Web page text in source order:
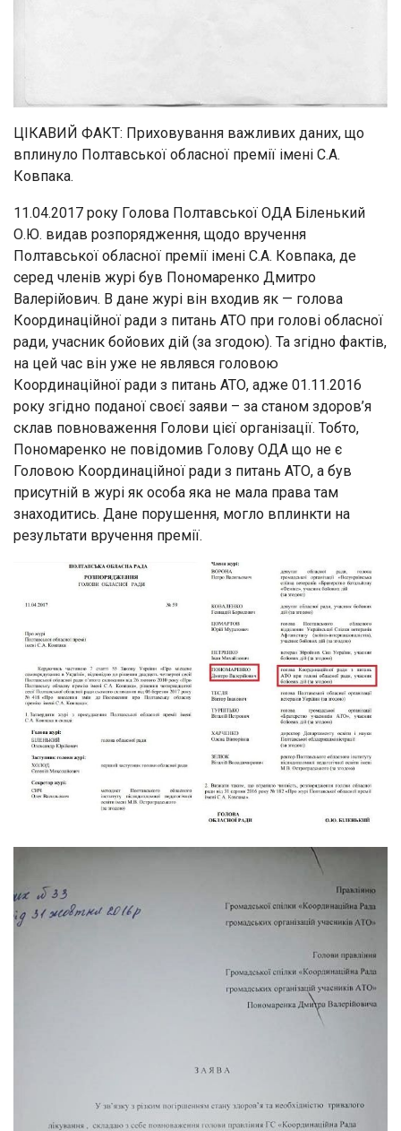
ЦІКАВИЙ ФАКТ: Приховування важливих даних, що
вплинуло Полтавської обласної премії імені С.А.
Ковпака.
11.04.2017 року Голова Полтавської ОДА Біленький
О.Ю. видав розпорядження, щодо вручення
Полтавської обласної премії імені С.А. Ковпака, де
серед членів журі був Пономаренко Дмитро
Валерійович. В дане журі він входив як — голова
Координаційної ради з питань АТО при голові обласної
ради, учасник бойових дій (за згодою). Та згідно фактів,
на цей час він уже не являвся головою
Координаційної ради з питань АТО, адже 01.11.2016
року згідно поданої своєї заяви – за станом здоров’я
склав повноваження Голови цієї організації. Тобто,
Пономаренко не повідомив Голову ОДА що не є
Головою Координаційної ради з питань АТО, а був
присутній в журі як особа яка не мала права там
знаходитись. Дане порушення, могло вплинкти на
результати вручення премії.